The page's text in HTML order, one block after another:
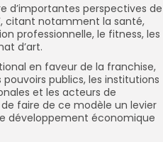
d’importantes perspectives de
citant notamment la santé,
professionnelle, le fitness, les
d’art.
en faveur de la franchise,
publics, les institutions
et les acteurs de
faire de ce modèle un levier
développement économique